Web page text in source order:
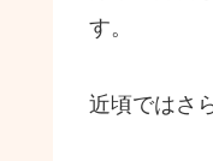
す。
近頃ではさ